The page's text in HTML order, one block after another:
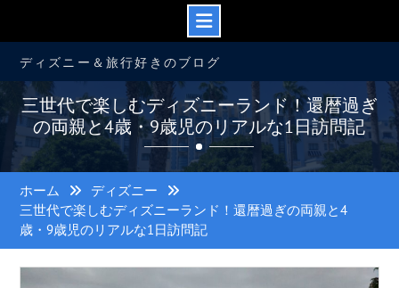
ン
ツ
ディズニー＆旅行好きのブログ
三世代で楽しむディズニーランド！還暦過ぎ
の両親と4歳・9歳児のリアルな1日訪問記
ホーム
ディズニー
三世代で楽しむディズニーランド！還暦過ぎの両親と4
歳・9歳児のリアルな1日訪問記